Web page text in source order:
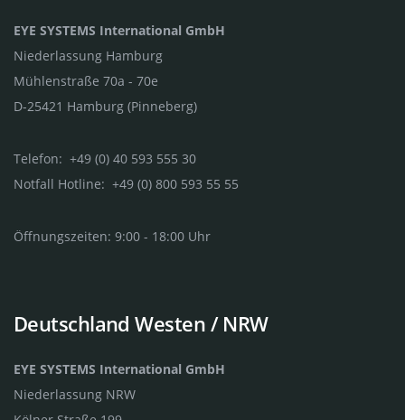
EYE SYSTEMS International GmbH
Niederlassung Hamburg
Mühlenstraße 70a - 70e
D-25421 Hamburg (Pinneberg)
Telefon: +49 (0) 40 593 555 30
Notfall Hotline: +49 (0) 800 593 55 55
Öffnungszeiten: 9:00 - 18:00 Uhr
Deutschland Westen / NRW
EYE SYSTEMS International GmbH
Niederlassung NRW